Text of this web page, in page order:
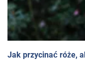
Jak przycinać róże,